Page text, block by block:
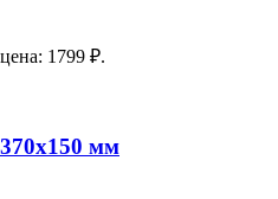
1799 ₽.
мм